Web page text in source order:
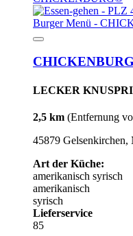
LECKER
2,5 km (Entfernung
45879 Gelsenkirchen,
Art der Küche:
amerikanisch syrisch
amerikanisch
syrisch
Lieferservice
85